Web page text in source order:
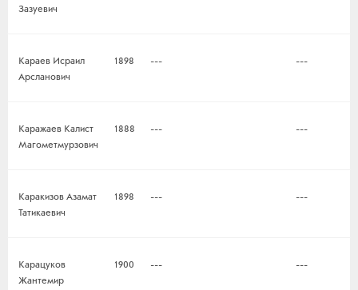
Зазуевич
Караев Исраил
Арсланович
1898 --- ---
Каражаев Калист
Магометмурзович
1888 --- ---
Каракизов Азамат
Татикаевич
1898 --- ---
Карацуков
Жантемир
1900 --- ---